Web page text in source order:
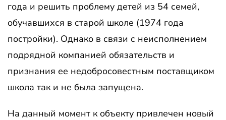
года и решить проблему детей из 54 семей,
обучавшихся в старой школе (1974 года
постройки). Однако в связи с неисполнением
подрядной компанией обязательств и
признания ее недобросовестным поставщиком
школа так и не была запущена.
На данный момент к объекту привлечен новый